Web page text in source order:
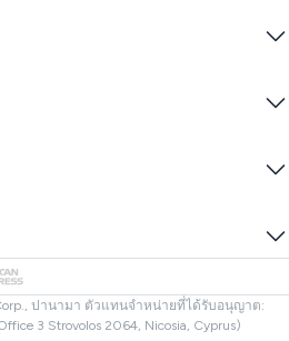
น็ต
ปานามา ตัวแทนจำหน่ายที่ได้รับอนุญาต:
3 Strovolos 2064, Nicosia, Cyprus)